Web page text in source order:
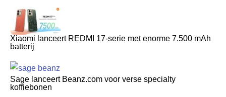
Xiaomi lanceert REDMI 17-serie met enorme 7.500 mAh
batterij
Sage lanceert Beanz.com voor verse specialty
koffiebonen